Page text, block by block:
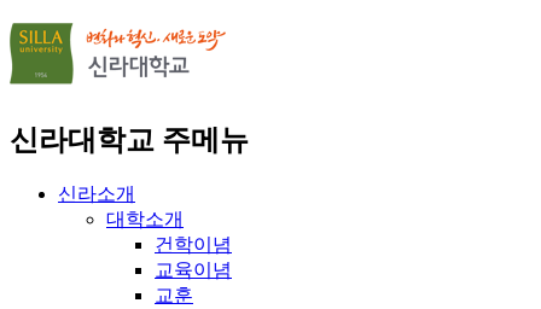
신라대학교 주메뉴
신라소개
대학소개
건학이념
교육이념
교훈